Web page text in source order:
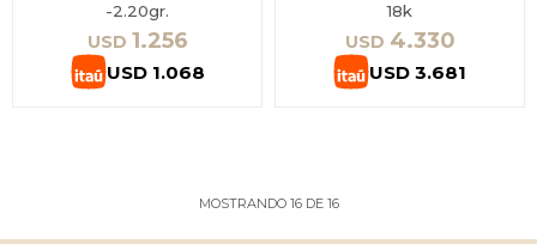
-2.20gr.
USD 1.256
USD 1.068
18k
USD 4.330
USD 3.681
MOSTRANDO 16DE 16